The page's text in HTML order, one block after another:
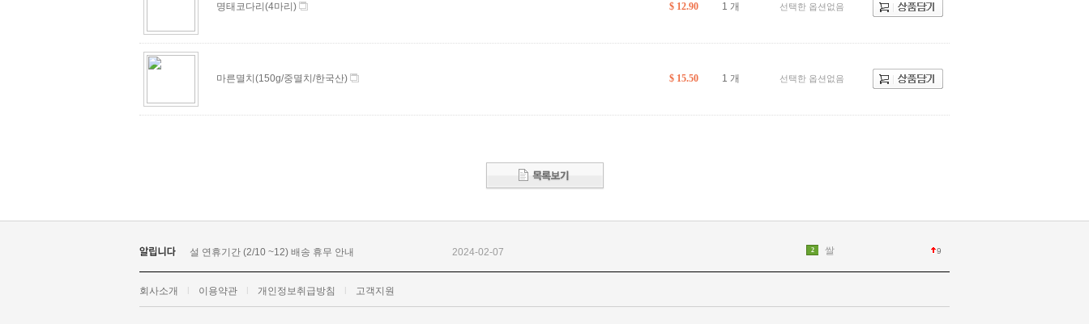
명태코다리(4마리) $ 12.90 1 개 선택한 옵션없음
마른멸치(150g/중멸치/한국산) $ 15.50 1 개 선택한 옵션없음
설 연휴기간 (2/10 ~12) 배송 휴무 안내 2024-02-07 2 쌀 9
회사소개 이용약관 개인정보취급방침 고객지원